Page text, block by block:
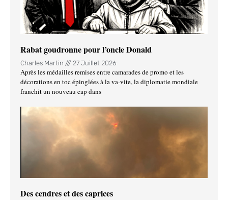
Rabat goudronne pour l’oncle Donald
Charles Martin 27 Juillet 2026
Après les médailles remises entre camarades de promo et les
décorations en toc épinglées à la va-vite, la diplomatie mondiale
franchit un nouveau cap dans
Des cendres et des caprices